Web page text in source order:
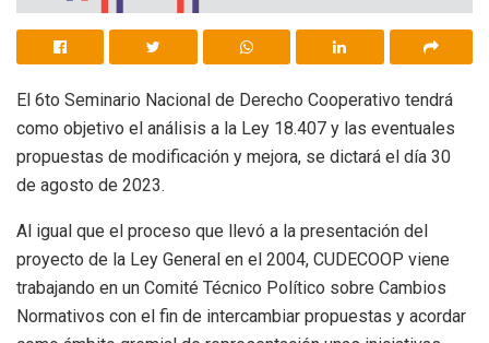
El 6to Seminario Nacional de Derecho Cooperativo tendrá
como objetivo el análisis a la Ley 18.407 y las eventuales
propuestas de modificación y mejora, se dictará el día 30
de agosto de 2023.
Al igual que el proceso que llevó a la presentación del
proyecto de la Ley General en el 2004, CUDECOOP viene
trabajando en un Comité Técnico Político sobre Cambios
Normativos con el fin de intercambiar propuestas y acordar